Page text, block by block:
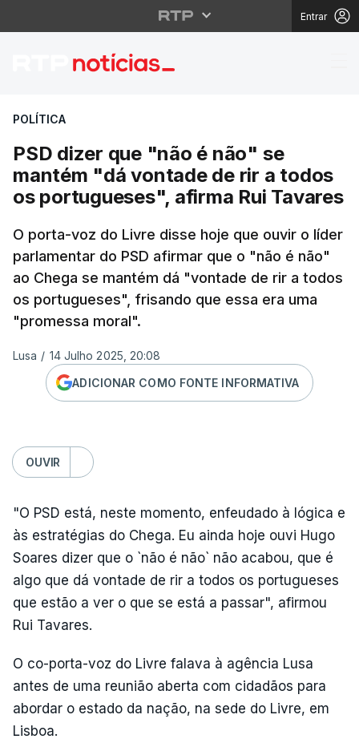
Entrar
PSD dizer que "não é
POLÍTICA
PSD dizer que "não é não" se
mantém "dá vontade de rir a todos
os portugueses", afirma Rui Tavares
O porta-voz do Livre disse hoje que ouvir o líder
parlamentar do PSD afirmar que o "não é não"
ao Chega se mantém dá "vontade de rir a todos
os portugueses", frisando que essa era uma
"promessa moral".
Lusa / 14 Julho 2025, 20:08
ADICIONAR COMO FONTE INFORMATIVA
OUVIR
"O PSD está, neste momento, enfeudado à lógica e
às estratégias do Chega. Eu ainda hoje ouvi Hugo
Soares dizer que o `não é não` não acabou, que é
algo que dá vontade de rir a todos os portugueses
que estão a ver o que se está a passar", afirmou
Rui Tavares.
O co-porta-voz do Livre falava à agência Lusa
antes de uma reunião aberta com cidadãos para
abordar o estado da nação, na sede do Livre, em
Lisboa.